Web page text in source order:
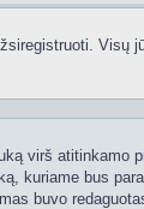
Visų
virš atitinkamo
kuriame bus
buvo